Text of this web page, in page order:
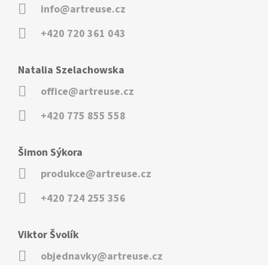
info@artreuse.cz
+420 720 361 043
Natalia Szelachowska
office@artreuse.cz
+420 775 855 558
Šimon Sýkora
produkce@artreuse.cz
+420 724 255 356
Viktor Švolík
objednavky@artreuse.cz